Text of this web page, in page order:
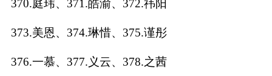
370.庭玮、371.皓渝、372.祎阳
373.美恩、374.琳惜、375.谨彤
376.一慕、377.义云、378.之茜